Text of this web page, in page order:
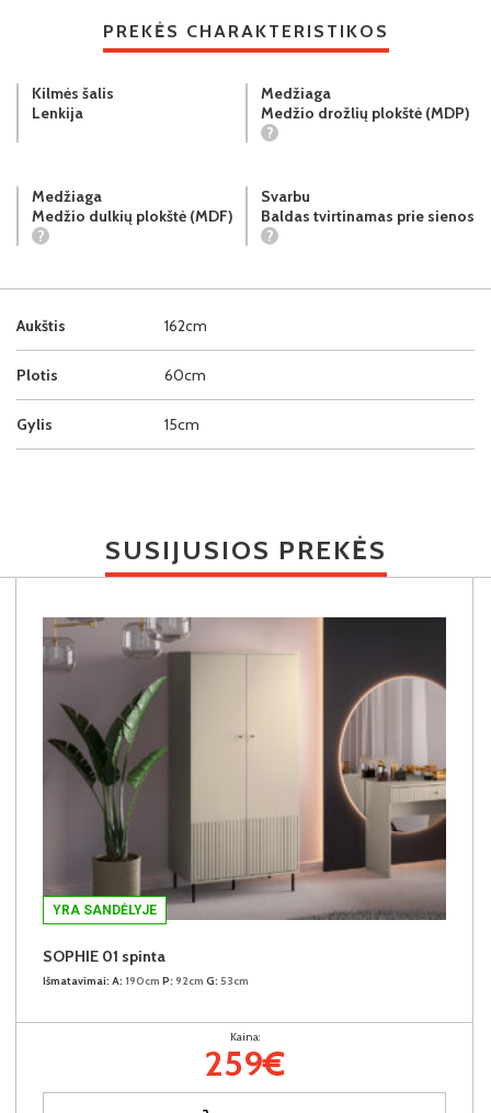
PREKĖS CHARAKTERISTIKOS
Aukštis 162cm
Plotis 60cm
Gylis 15cm
Kilmės šalis
Lenkija
Medžiaga
Medžio drožlių plokštė (MDP)
?
Medžiaga
Medžio dulkių plokštė (MDF)
?
Svarbu
Baldas tvirtinamas prie sienos
?
SUSIJUSIOS PREKĖS
YRA SANDĖLYJE
SOPHIE 01 spinta
Išmatavimai: A: 190cm P: 92cm G: 53cm
Kaina:
259€